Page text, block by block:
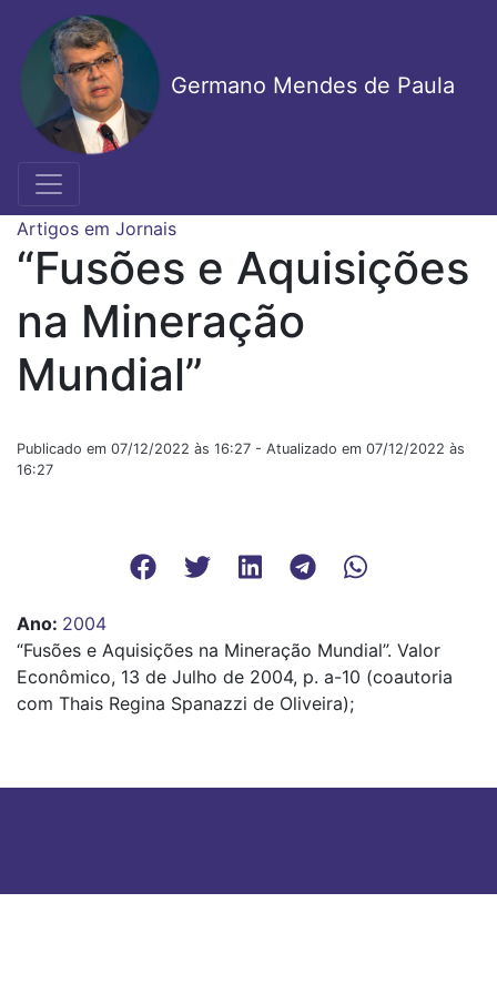
para
conteúdo
principal
Germano Mendes de Paula
Artigos em Jornais
“Fusões e Aquisições
na Mineração
Mundial”
Publicado em 07/12/2022 às 16:27 - Atualizado em 07/12/2022 às
16:27
Ano: 2004
“Fusões e Aquisições na Mineração Mundial”. Valor
Econômico, 13 de Julho de 2004, p. a-10 (coautoria
com Thais Regina Spanazzi de Oliveira);